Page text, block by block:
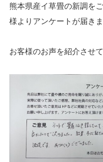
熊本県産イ草畳の新調を
様よりアンケートが届きま
お客様のお声を紹介させて